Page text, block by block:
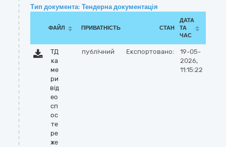
Тип документа: Тендерна документація
ФАЙЛ ПРИВАТНІСТЬ СТАН
ДАТА
ТА
ЧАС
ТД
ка
ме
ри
від
ео
сп
ос
те
ре
же
публічний Експортовано:
19-05-
2026,
11:15:22